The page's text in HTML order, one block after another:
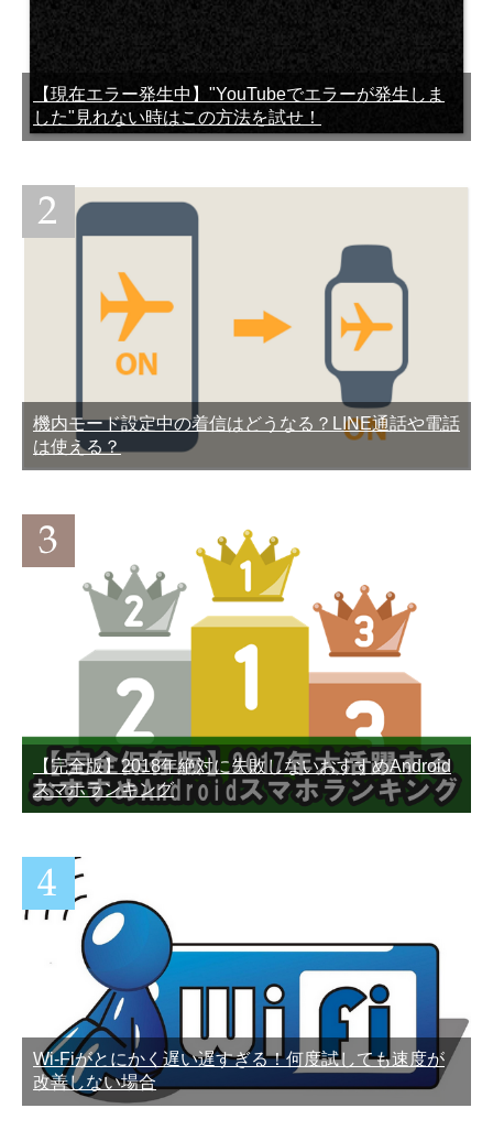
トしてもフリーズする不具
合の原因と対処法
章が消える不具合の原因と
対処法
友達のLINEトークの途中だ
け既読つかないエラー不具
LINEで友達をリストから削
LINEで1分以上の長い容量
オーバーの動画を送信する
方法
したら友達も履歴も全部消
えた。泣
【現在エラー発生中】"YouTubeでエラーが発生しま
した"見れない時はこの方法を試せ！
機内モード設定中の着信はどうなる？LINE通話や電話
は使える？
【完全版】2018年絶対に失敗しないおすすめAndroid
スマホランキング
Wi-Fiがとにかく遅い遅すぎる！何度試しても速度が
改善しない場合